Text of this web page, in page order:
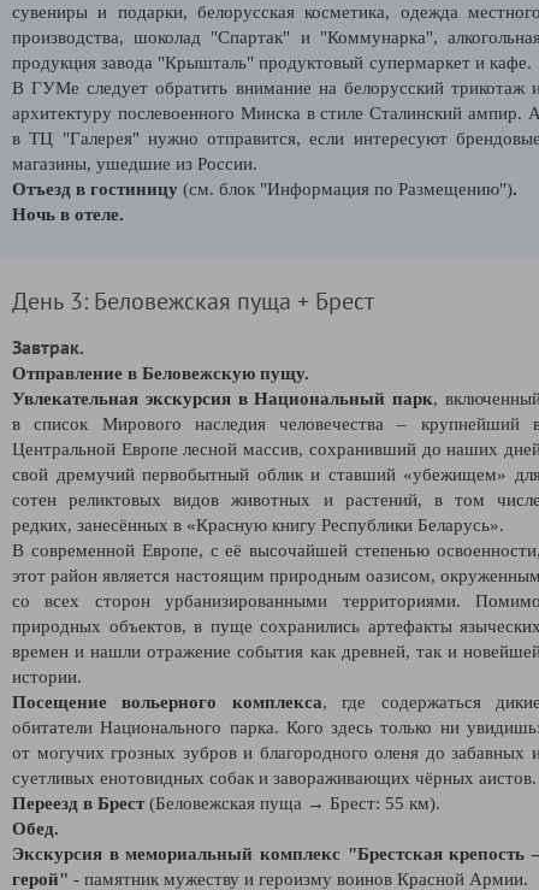
сувениры и подарки, белорусская косметика, одежда
производства, шоколад "Спартак" и "Коммунарка",
продукция завода "Крышталь" продуктовый супермаркет и
В ГУМе следует обратить внимание на белорусский трикотаж
архитектуру послевоенного Минска в стиле Сталинский ампир.
в ТЦ "Галерея" нужно отправится, если интересуют
магазины, ушедшие из России.
Отъезд в гостиницу (см. блок "Информация по Размещению").
Ночь в отеле.
День 3: Беловежская пуща + Брест
Завтрак.
Отправление в Беловежскую пущу.
Увлекательная экскурсия в Национальный парк,
в список Мирового наследия человечества – крупнейший
Центральной Европе лесной массив, сохранивший до наших
свой дремучий первобытный облик и ставший «убежищем»
сотен реликтовых видов животных и растений, в том
редких, занесённых в «Красную книгу Республики Беларусь».
В современной Европе, с её высочайшей степенью
этот район является настоящим природным оазисом,
со всех сторон урбанизированными территориями.
природных объектов, в пуще сохранились артефакты
времен и нашли отражение события как древней, так и
истории.
Посещение вольерного комплекса, где содержаться
обитатели Национального парка. Кого здесь только ни
от могучих грозных зубров и благородного оленя до забавных
суетливых енотовидных собак и завораживающих чёрных аистов.
Переезд в Брест(Беловежская пуща → Брест: 55 км).
Обед.
Экскурсия в мемориальный комплекс "Брестская крепость
герой" - памятник мужеству и героизму воинов Красной Армии.